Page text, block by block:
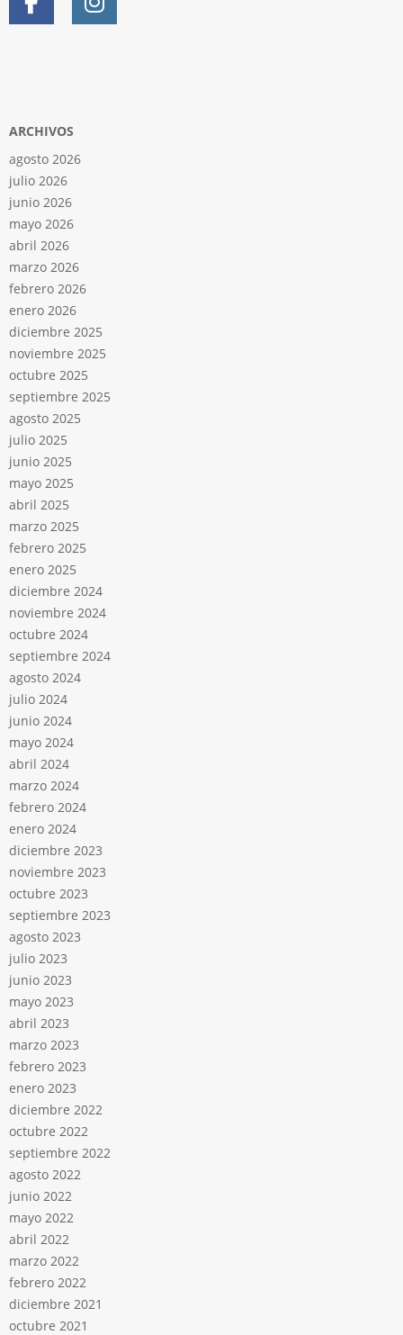
ARCHIVOS
agosto 2026
julio 2026
junio 2026
mayo 2026
abril 2026
marzo 2026
febrero 2026
enero 2026
diciembre 2025
noviembre 2025
octubre 2025
septiembre 2025
agosto 2025
julio 2025
junio 2025
mayo 2025
abril 2025
marzo 2025
febrero 2025
enero 2025
diciembre 2024
noviembre 2024
octubre 2024
septiembre 2024
agosto 2024
julio 2024
junio 2024
mayo 2024
abril 2024
marzo 2024
febrero 2024
enero 2024
diciembre 2023
noviembre 2023
octubre 2023
septiembre 2023
agosto 2023
julio 2023
junio 2023
mayo 2023
abril 2023
marzo 2023
febrero 2023
enero 2023
diciembre 2022
octubre 2022
septiembre 2022
agosto 2022
junio 2022
mayo 2022
abril 2022
marzo 2022
febrero 2022
diciembre 2021
octubre 2021